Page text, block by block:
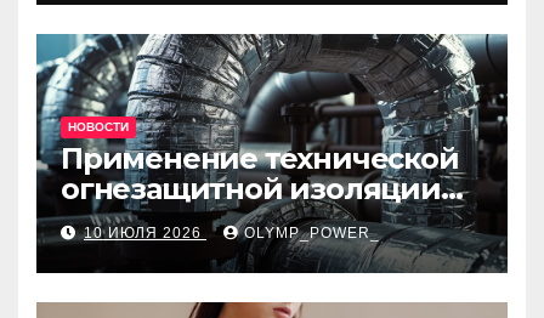
НОВОСТИ
Применение технической
огнезащитной изоляции
для промышленных
объектов и нормативные
требования
10 ИЮЛЯ 2026 OLYMP_POWER_